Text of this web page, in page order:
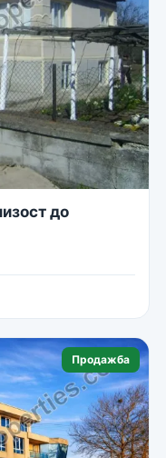
до
Продажба